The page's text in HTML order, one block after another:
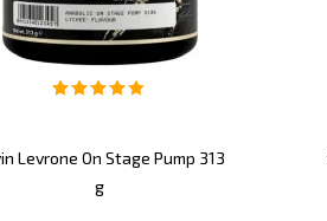
Levrone On Stage Pump 313
g